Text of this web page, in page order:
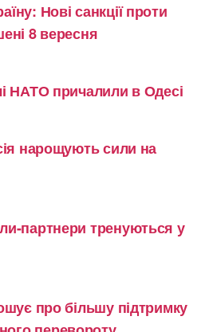
Нові санкції проти
8 вересня
НАТО причалили в Одесі
нарощують сили на
партнери тренуються у
про більшу підтримку